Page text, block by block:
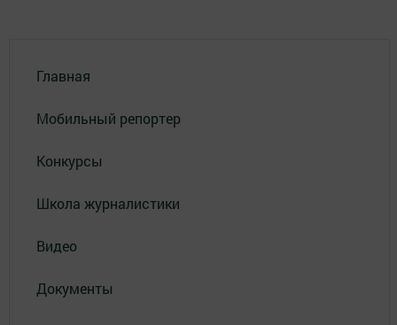
Главная
Мобильный репортер
Конкурсы
Школа журналистики
Видео
Документы